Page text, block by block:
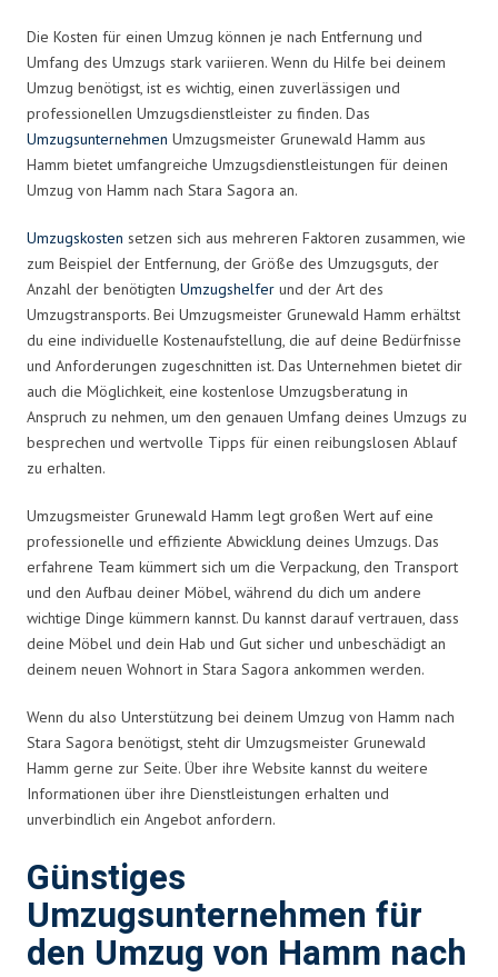
Die Kosten für einen Umzug können je nach Entfernung und
Umfang des Umzugs stark variieren. Wenn du Hilfe bei deinem
Umzug benötigst, ist es wichtig, einen zuverlässigen und
professionellen Umzugsdienstleister zu finden. Das
Umzugsunternehmen Umzugsmeister Grunewald Hamm aus
Hamm bietet umfangreiche Umzugsdienstleistungen für deinen
Umzug von Hamm nach Stara Sagora an.
Umzugskosten setzen sich aus mehreren Faktoren zusammen, wie
zum Beispiel der Entfernung, der Größe des Umzugsguts, der
Anzahl der benötigten Umzugshelfer und der Art des
Umzugstransports. Bei Umzugsmeister Grunewald Hamm erhältst
du eine individuelle Kostenaufstellung, die auf deine Bedürfnisse
und Anforderungen zugeschnitten ist. Das Unternehmen bietet dir
auch die Möglichkeit, eine kostenlose Umzugsberatung in
Anspruch zu nehmen, um den genauen Umfang deines Umzugs zu
besprechen und wertvolle Tipps für einen reibungslosen Ablauf
zu erhalten.
Umzugsmeister Grunewald Hamm legt großen Wert auf eine
professionelle und effiziente Abwicklung deines Umzugs. Das
erfahrene Team kümmert sich um die Verpackung, den Transport
und den Aufbau deiner Möbel, während du dich um andere
wichtige Dinge kümmern kannst. Du kannst darauf vertrauen, dass
deine Möbel und dein Hab und Gut sicher und unbeschädigt an
deinem neuen Wohnort in Stara Sagora ankommen werden.
Wenn du also Unterstützung bei deinem Umzug von Hamm nach
Stara Sagora benötigst, steht dir Umzugsmeister Grunewald
Hamm gerne zur Seite. Über ihre Website kannst du weitere
Informationen über ihre Dienstleistungen erhalten und
unverbindlich ein Angebot anfordern.
Günstiges
Umzugsunternehmen für
den Umzug von Hamm nach